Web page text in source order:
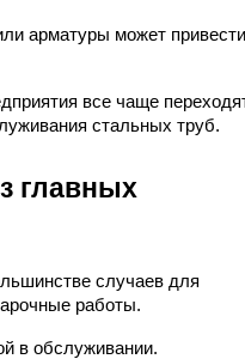
арматуры может
все чаще
стальных труб.
главных
случаев для
работы.
в обслуживании.